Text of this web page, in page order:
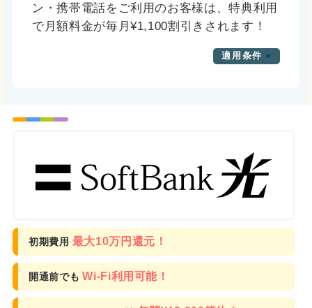
ン・携帯電話をご利用のお客様は、特典利用
で月額料金が毎月¥1,100割引きされます！
適用条件
初期費用 最大10万円還元！
開通前でも Wi-Fi利用可能！